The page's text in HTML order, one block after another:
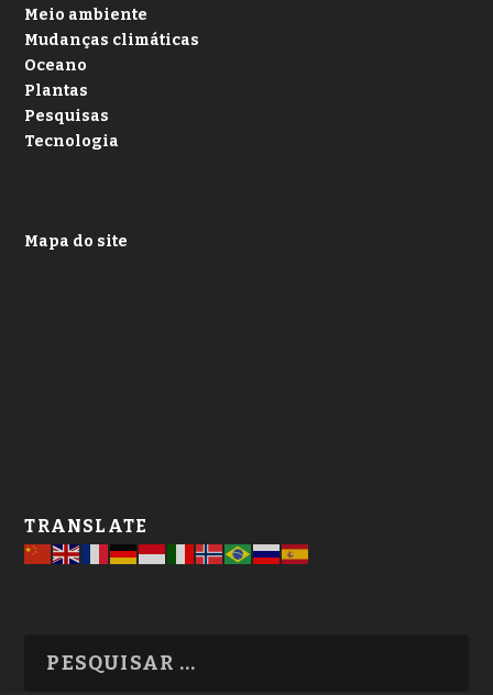
Meio ambiente
Mudanças climáticas
Oceano
Plantas
Pesquisas
Tecnologia
Mapa do site
TRANSLATE